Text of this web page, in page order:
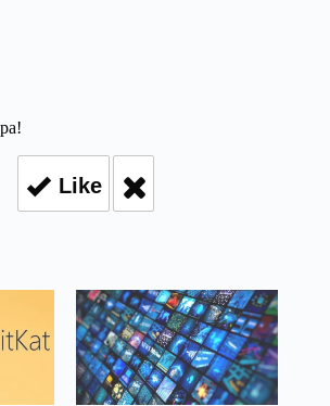
Like